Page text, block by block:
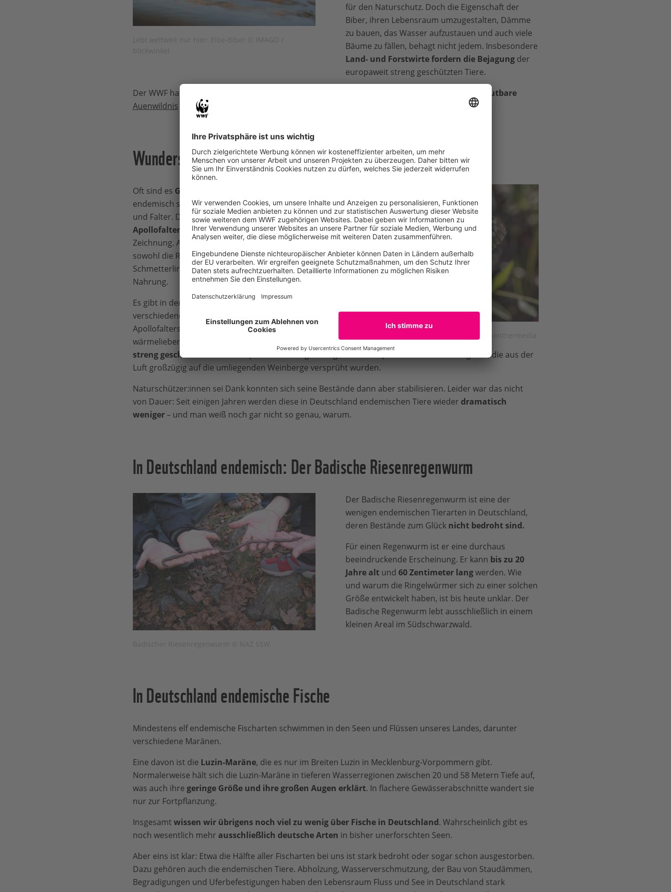
für den Naturschutz. Doch die Eigenschaft der
Biber, ihren Lebensraum umzugestalten, Dämme
zu bauen, das Wasser aufzustauen und auch viele
Bäume zu fällen, behagt nicht jedem. Insbesondere
Land- und Forstwirte fordern die Bejagung der
europaweit streng geschützten Tiere.
Der WWF hat in seinem Naturschutzgroßprojekt Mittlere Elbe
mehrere tausend Hektar überflutbare
Auenwildnis geschaffen, in dem sich etliche Biberfamilien dauerhaft wohlfühlen.
Wunderschön und sehr selten: Der Mosel-Apollofalter
Oft sind es Gliederfüßler
endemisch sind. Zum Beispiel einige Tausendfüßler
und Falter. Dazu gehört der im Moseltal heimische
Apollofalter mit seiner hübschen, markanten
Zeichnung. An den Steilhängen der Mosel finden
sowohl die Raupen als auch die erwachsenen
Schmetterlinge genau die richtigen Pflanzen als
Nahrung.
Es gibt in den Hoch- und Mittelgebirgen Europas
verschiedene Arten des Roten Apollo oder
Apollofalters (Parnassius apollo). Die
wärmeliebenden Tagfalter sind
streng geschützt
. Der Mosel-Apollofalter erlag Anfang der 1980er Jahre zu Hauf Insektengiften, die aus der
Luft großzügig auf die umliegenden Weinberge versprüht wurden.
Naturschützer:innen sei Dank konnten sich seine Bestände dann aber stabilisieren. Leider war das nicht
von Dauer: Seit einigen Jahren werden diese in Deutschland endemischen Tiere wieder dramatisch
weniger– und man weiß noch gar nicht so genau, warum.
In Deutschland endemisch: Der Badische Riesenregenwurm
Der Badische Riesenregenwurm ist eine der
wenigen endemischen Tierarten in Deutschland,
deren Bestände zum Glück nicht bedroht sind.
Für einen Regenwurm ist er eine durchaus
beeindruckende Erscheinung. Er kann bis zu 20
Jahre alt und 60 Zentimeter langwerden. Wie
und warum die Ringelwürmer sich zu einer solchen
Größe entwickelt haben, ist bis heute unklar. Der
Badische Regenwurm lebt ausschließlich in einem
kleinen Areal im Südschwarzwald.
In Deutschland endemische Fische
Mindestens elf endemische Fischarten schwimmen in den Seen und Flüssen unseres Landes, darunter
verschiedene Maränen.
Eine davon ist die Luzin-Maräne, die es nur im Breiten Luzin in Mecklenburg-Vorpommern gibt.
Normalerweise hält sich die Luzin-Maräne in tieferen Wasserregionen zwischen 20 und 58 Metern Tiefe auf,
was auch ihre geringe Größe und ihre großen Augen erklärt. In flachere Gewässerabschnitte wandert sie
nur zur Fortpflanzung.
Insgesamt wissen wir übrigens noch viel zu wenig über Fische in Deutschland. Wahrscheinlich gibt es
noch wesentlich mehr ausschließlich deutsche Arten in bisher unerforschten Seen.
Aber eins ist klar: Etwa die Hälfte aller Fischarten bei uns ist stark bedroht oder sogar schon ausgestorben.
Dazu gehören auch die endemischen Tiere. Abholzung, Wasserverschmutzung, der Bau von Staudämmen,
Begradigungen und Uferbefestigungen haben den Lebensraum Fluss und See in Deutschland stark